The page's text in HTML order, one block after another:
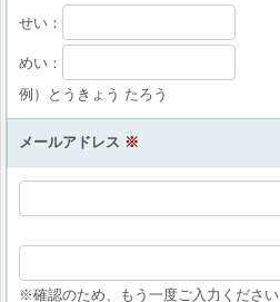
せい：
めい：
例）とうきょう たろう
メールアドレス ※
※確認のため、もう一度ご入力ください